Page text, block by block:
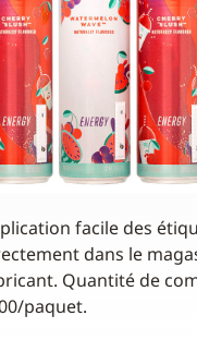
facile des
dans le
Quantité de
paquet.